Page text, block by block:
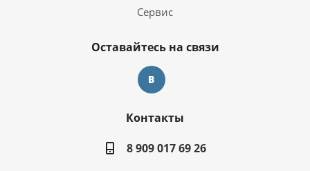
Сервис
Оставайтесь на связи
Контакты
8 909 017 69 26